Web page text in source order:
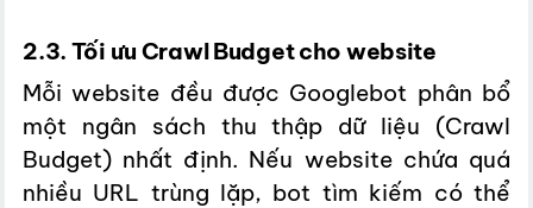
2.3. Tối ưu Crawl Budget cho website
Mỗi website đều được Googlebot phân bổ
một ngân sách thu thập dữ liệu (Crawl
Budget) nhất định. Nếu website chứa quá
nhiều URL trùng lặp, bot tìm kiếm có thể